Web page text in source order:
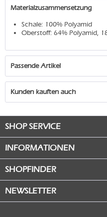
Materialzusammensetzung
Schale: 100% Polyamid
Oberstoff: 64% Polyamid,
Passende Artikel
Kunden kauften auch
SHOP SERVICE
INFORMATIONEN
SHOPFINDER
NEWSLETTER